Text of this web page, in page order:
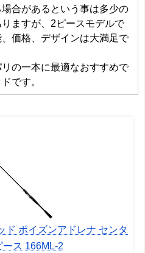
合があるという事は多少の
ますが、2ピースモデルで
、価格、デザインは大満足で
リの一本に最適なおすすめで
です。
ド ポイズンアドレナ センタ
ース 166ML-2